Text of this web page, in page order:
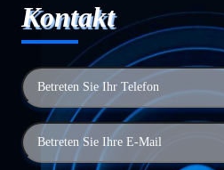
Kontakt